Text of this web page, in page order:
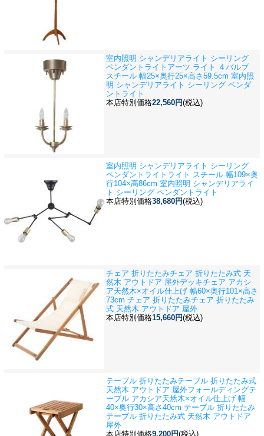
室内照明 シャンデリアライト シーリング
ペンダントライト アーツ ライト ４バルブ
スチール 幅25×奥行25×高さ59.5cm 室内照
明 シャンデリアライト シーリング ペンダ
ントライト
本店特別価格22,560円(税込)
室内照明 シャンデリアライト シーリング
ペンダントライト ライト スチール 幅109×奥
行104×高86cm 室内照明 シャンデリアライ
ト シーリング ペンダントライト
本店特別価格38,680円(税込)
チェア 折りたたみチェア 折りたたみ式 天
然木 アウトドア 屋外デッキチェア アカシ
ア天然木×オイル仕上げ 幅60×奥行101×高さ
73cm チェア 折りたたみチェア 折りたたみ
式 天然木 アウトドア 屋外
本店特別価格15,660円(税込)
テーブル 折りたたみテーブル 折りたたみ式
天然木 アウトドア 屋外フォールディングテ
ーブル アカシア天然木×オイル仕上げ 幅
40×奥行30×高さ40cm テーブル 折りたたみ
テーブル 折りたたみ式 天然木 アウトドア
屋外
本店特別価格9,200円(税込)